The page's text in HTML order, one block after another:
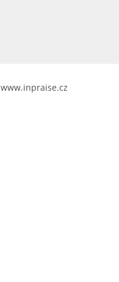
www.inpraise.cz